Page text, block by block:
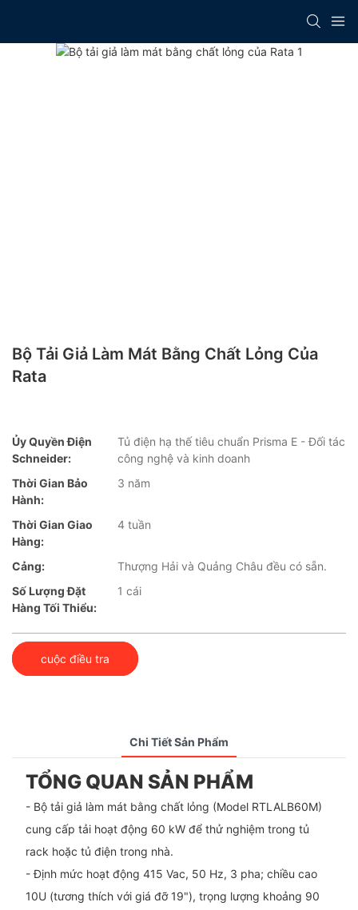
Bộ Tải Giả Làm Mát Bằng Chất Lỏng Của
Rata
Ủy Quyền Điện
Schneider:
Tủ điện hạ thế tiêu chuẩn Prisma E - Đối tác
công nghệ và kinh doanh
Thời Gian Bảo
Hành:
3 năm
Thời Gian Giao
Hàng:
4 tuần
Cảng:
Thượng Hải và Quảng Châu đều có sẵn.
Số Lượng Đặt
Hàng Tối Thiểu:
1 cái
cuộc điều tra
Chi Tiết Sản Phẩm
TỔNG QUAN SẢN PHẨM
- Bộ tải giả làm mát bằng chất lỏng (Model RTLALB60M)
cung cấp tải hoạt động 60 kW để thử nghiệm trong tủ
rack hoặc tủ điện trong nhà.
- Định mức hoạt động 415 Vac, 50 Hz, 3 pha; chiều cao
10U (tương thích với giá đỡ 19"), trọng lượng khoảng 90